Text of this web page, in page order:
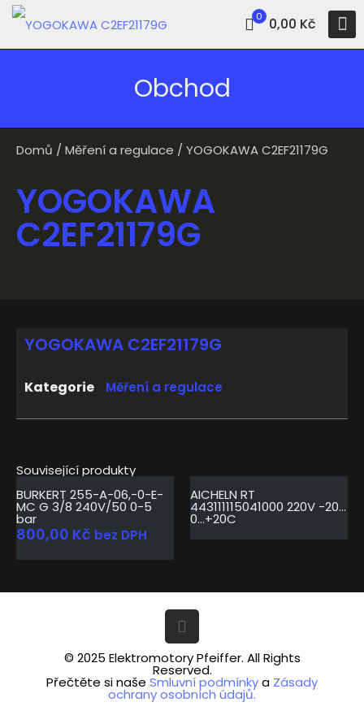
0 0,00 Kč
Obchod
Domů / Měření a regulace / YOGOKAWA C2EF21179G
YOGOKAWA
C2EF21179G
Související produkty
BURKERT 255-A-06,-0-E-
MC G 3/8 240V/50 0-5
bar
800,00 Kč bez DPH
AICHELN RT
443111115041000 220V -20…
0…+20C
YOGOKAWA C2EF21179G
Kategorie Měření a regulace
© 2025 Elektromotory Pfeiffer. All Rights
Reserved.
Přečtěte si naše Smluvní podmínkya Zásady
ochrany osobních údajů.